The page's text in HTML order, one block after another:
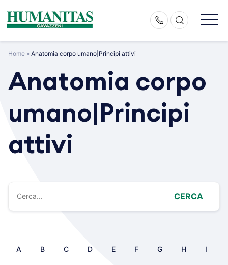
content
Home » Anatomia corpo umano|Principi attivi
Anatomia corpo
umano|Principi
attivi
CERCA
A B C D E F G H I